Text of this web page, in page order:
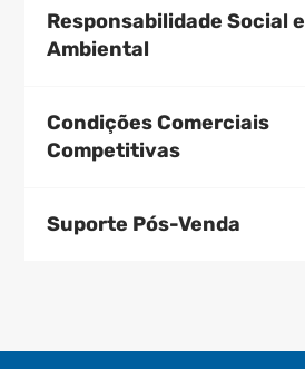
Responsabilidade Social e
Ambiental
Condições Comerciais
Competitivas
Suporte Pós-Venda